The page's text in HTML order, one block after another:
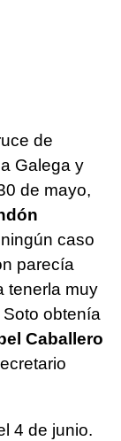
de
Galega y
de mayo,
caso
parecía
tenerla muy
obtenía
Caballero
4 de junio.